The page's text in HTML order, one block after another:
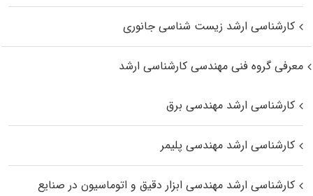
کارشناسی ارشد زیست‌ شناسی جانوری
معرفی گروه فنی مهندسی کارشناسی ارشد
کارشناسی ارشد مهندسی برق
کارشناسی ارشد مهندسی پلیمر
کارشناسی ارشد مهندسی ابزار دقیق و اتوماسیون در صنایع